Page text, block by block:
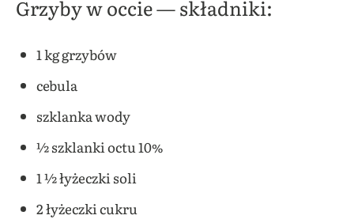
Grzyby w occie — składniki:
1 kg grzybów
cebula
szklanka wody
½ szklanki octu 10%
1 ½ łyżeczki soli
2 łyżeczki cukru